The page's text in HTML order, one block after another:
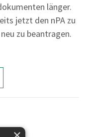
länger.
jetzt den nPA zu
zu beantragen.